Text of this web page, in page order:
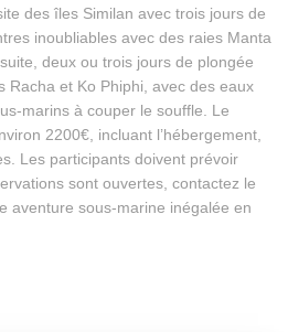
des îles Similan avec trois jours de
inoubliables avec des raies Manta
deux ou trois jours de plongée
Racha et Ko Phiphi, avec des eaux
marins à couper le souffle. Le
2200€, incluant l’hébergement,
Les participants doivent prévoir
sont ouvertes, contactez le
aventure sous-marine inégalée en